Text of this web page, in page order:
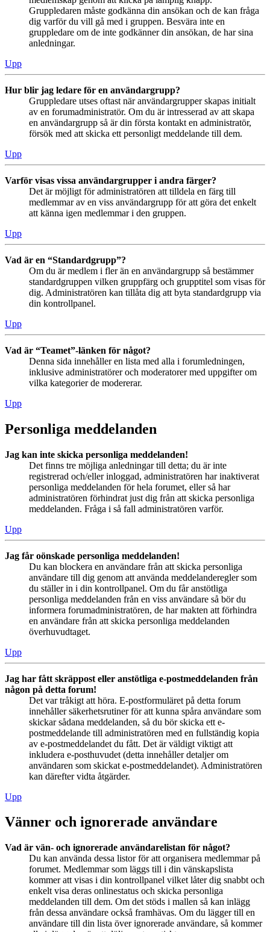
Gruppledaren måste godkänna din ansökan och de kan fråga
dig varför du vill gå med i gruppen. Besvära inte en
gruppledare om de inte godkänner din ansökan, de har sina
anledningar.
Upp
Hur blir jag ledare för en användargrupp?
Gruppledare utses oftast när användargrupper skapas initialt
av en forumadministratör. Om du är intresserad av att skapa
en användargrupp så är din första kontakt en administratör,
försök med att skicka ett personligt meddelande till dem.
Upp
Varför visas vissa användargrupper i andra färger?
Det är möjligt för administratören att tilldela en färg till
medlemmar av en viss användargrupp för att göra det enkelt
att känna igen medlemmar i den gruppen.
Upp
Vad är en “Standardgrupp”?
Om du är medlem i fler än en användargrupp så bestämmer
standardgruppen vilken gruppfärg och grupptitel som visas för
dig. Administratören kan tillåta dig att byta standardgrupp via
din kontrollpanel.
Upp
Vad är “Teamet”-länken för något?
Denna sida innehåller en lista med alla i forumledningen,
inklusive administratörer och moderatorer med uppgifter om
vilka kategorier de modererar.
Upp
Personliga meddelanden
Jag kan inte skicka personliga meddelanden!
Det finns tre möjliga anledningar till detta; du är inte
registrerad och/eller inloggad, administratören har inaktiverat
personliga meddelanden för hela forumet, eller så har
administratören förhindrat just dig från att skicka personliga
meddelanden. Fråga i så fall administratören varför.
Upp
Jag får oönskade personliga meddelanden!
Du kan blockera en användare från att skicka personliga
användare till dig genom att använda meddelanderegler som
du ställer in i din kontrollpanel. Om du får anstötliga
personliga meddelanden från en viss användare så bör du
informera forumadministratören, de har makten att förhindra
en användare från att skicka personliga meddelanden
överhuvudtaget.
Upp
Jag har fått skräppost eller anstötliga e-postmeddelanden från
någon på detta forum!
Det var tråkigt att höra. E-postformuläret på detta forum
innehåller säkerhetsrutiner för att kunna spåra användare som
skickar sådana meddelanden, så du bör skicka ett e-
postmeddelande till administratören med en fullständig kopia
av e-postmeddelandet du fått. Det är väldigt viktigt att
inkludera e-posthuvudet (detta innehåller detaljer om
användaren som skickat e-postmeddelandet). Administratören
kan därefter vidta åtgärder.
Upp
Vänner och ignorerade användare
Vad är vän- och ignorerade användarelistan för något?
Du kan använda dessa listor för att organisera medlemmar på
forumet. Medlemmar som läggs till i din vänskapslista
kommer att visas i din kontrollpanel vilket låter dig snabbt och
enkelt visa deras onlinestatus och skicka personliga
meddelanden till dem. Om det stöds i mallen så kan inlägg
från dessa användare också framhävas. Om du lägger till en
användare till din lista över ignorerade användare, så kommer